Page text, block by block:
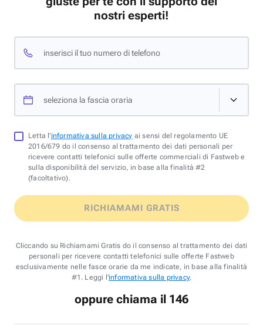
nostri esperti!
inserisci il tuo numero di telefono
seleziona la fascia oraria
Letta l'informativa sulla privacy ai sensi del regolamento UE
2016/679 do il consenso al trattamento dei dati personali per
ricevere contatti telefonici sulle offerte commerciali di Fastweb e
sulla disponibilità del servizio, in base alla finalità #2
(facoltativo).
RICHIAMAMI GRATIS
Cliccando su Richiamami Gratis do il consenso al trattamento dei dati
personali per ricevere contatti telefonici sulle offerte Fastweb
esclusivamente nelle fasce orarie da me indicate, in base alla finalità
#1. Leggi l'informativa sulla privacy.
oppure chiama il 146